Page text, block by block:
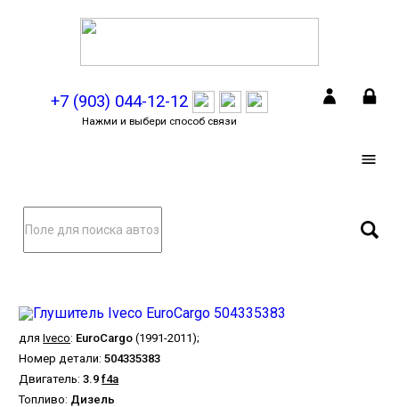
+7 (903) 044-12-12
Нажми и выбери способ связи
дляIveco: EuroCargo (1991-2011);
Номер детали:504335383
Двигатель:3.9f4a
Топливо: Дизель